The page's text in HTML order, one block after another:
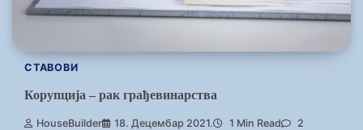
СТАВОВИ
Корупција – рак грађевинарства
HouseBuilder 18. Децембар 2021. 1 Min Read 2